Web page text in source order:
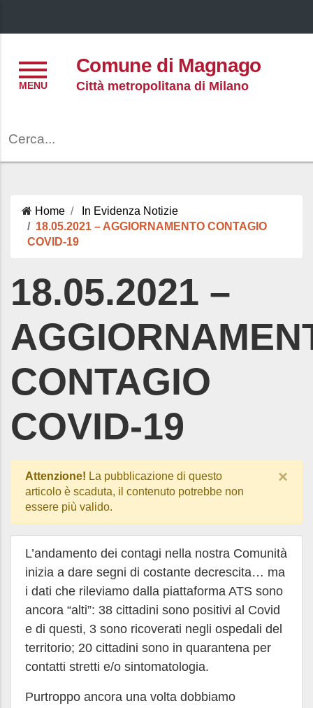
Comune di Magnago
Città metropolitana di Milano
Home In Evidenza Notizie
18.05.2021 – AGGIORNAMENTO CONTAGIO
COVID-19
18.05.2021 –
CONTAGIO
COVID-19
Attenzione! La pubblicazione di questo
articolo è scaduta, il contenuto potrebbe non
essere più valido.
×
L’andamento dei contagi nella nostra Comunità
inizia a dare segni di costante decrescita… ma
i dati che rileviamo dalla piattaforma ATS sono
ancora “alti”: 38 cittadini sono positivi al Covid
e di questi, 3 sono ricoverati negli ospedali del
territorio; 20 cittadini sono in quarantena per
contatti stretti e/o sintomatologia.
Purtroppo ancora una volta dobbiamo